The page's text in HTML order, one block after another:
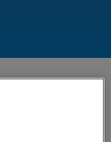
gesorteerd